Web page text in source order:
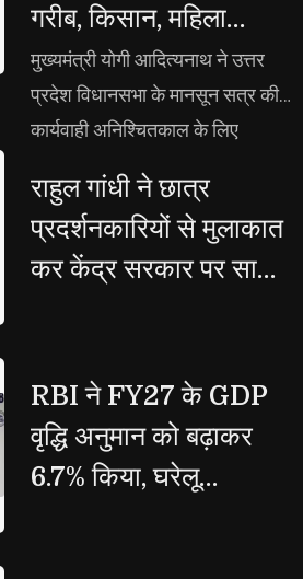
अखिलेश यादव पर केशव मौर्य का बड़ा
हमला
गरीब, किसान, महिला
विरोधी चरित्रः मुख्यमंत्री
योगी
मुख्यमंत्री योगी आदित्यनाथ ने उत्तर
प्रदेश विधानसभा के मानसून सत्र की
कार्यवाही अनिश्चितकाल के लिए
वार्ता, सपा ने सदन को नहीं, बल्कि
दलितों-पिछड़ों, युवाओं, किसानों,
महिलाओं व गरीबों के अवसर बाधित
राहुल गांधी ने छात्र
प्रदर्शनकारियों से मुलाकात
कर केंद्र सरकार पर साधा
जिम्मेदार'
RBI ने FY27 के GDP
वृद्धि अनुमान को बढ़ाकर
6.7% किया, घरेलू